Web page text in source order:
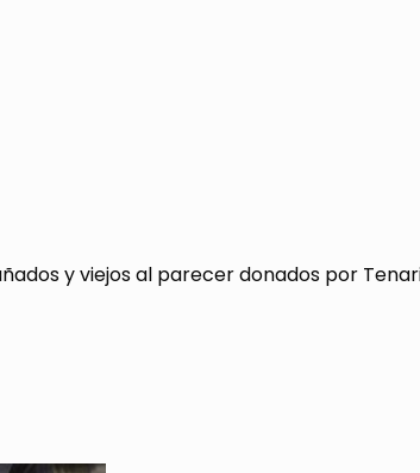
y viejos al parecer donados por